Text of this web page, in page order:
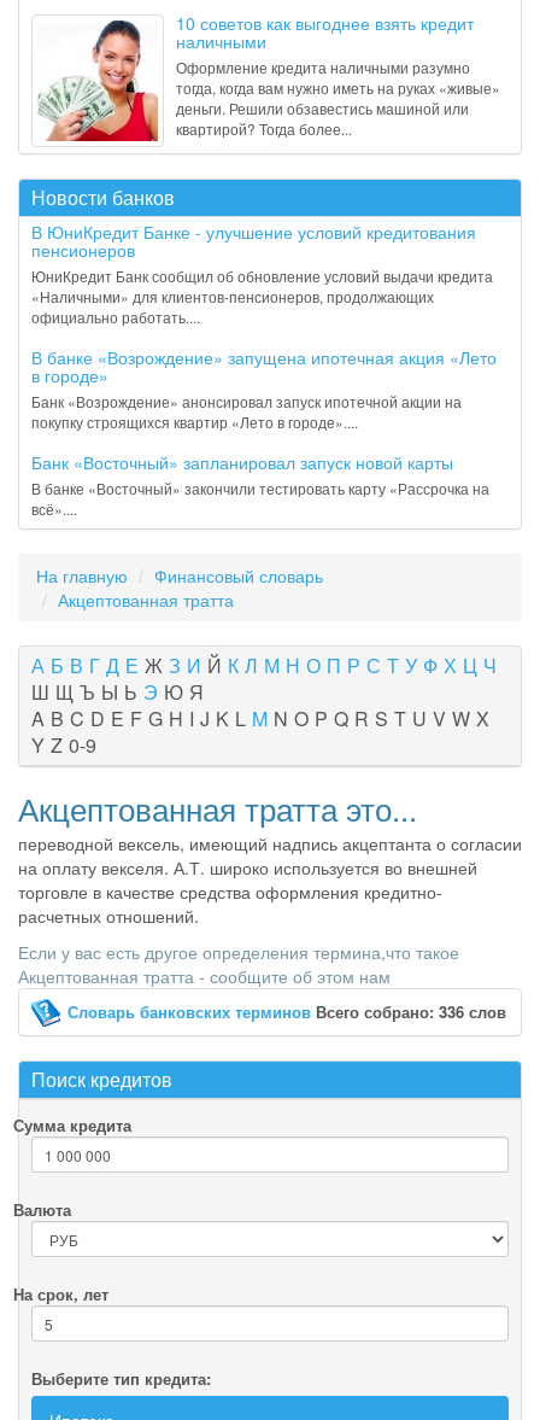
10 советов как выгоднее взять кредит
наличными
Оформление кредита наличными разумно
тогда, когда вам нужно иметь на руках «живые»
деньги. Решили обзавестись машиной или
квартирой? Тогда более...
Новости банков
В ЮниКредит Банке - улучшение условий кредитования
пенсионеров
ЮниКредит Банк сообщил об обновление условий выдачи кредита
«Наличными» для клиентов-пенсионеров, продолжающих
официально работать....
В банке «Возрождение» запущена ипотечная акция «Лето
в городе»
Банк «Возрождение» анонсировал запуск ипотечной акции на
покупку строящихся квартир «Лето в городе»....
Банк «Восточный» запланировал запуск новой карты
В банке «Восточный» закончили тестировать карту «Рассрочка на
всё»....
На главную
Финансовый словарь
Акцептованная тратта
А Б В Г Д Е Ж З И Й К Л М Н О П Р С Т У Ф Х Ц Ч
Ш Щ Ъ Ы Ь Э Ю Я
A B C D E F G H I J K L M N O P Q R S T U V W X
Y Z 0-9
Акцептованная тратта это...
переводной вексель, имеющий надпись акцептанта о согласии
на оплату векселя. А.Т. широко используется во внешней
торговле в качестве средства оформления кредитно-
расчетных отношений.
Если у вас есть другое определения термина,что такое
Акцептованная тратта - сообщите об этом нам
Словарь банковских терминов Всего собрано: 336 слов
Поиск кредитов
Сумма кредита
Валюта
На срок, лет
Выберите тип кредита: